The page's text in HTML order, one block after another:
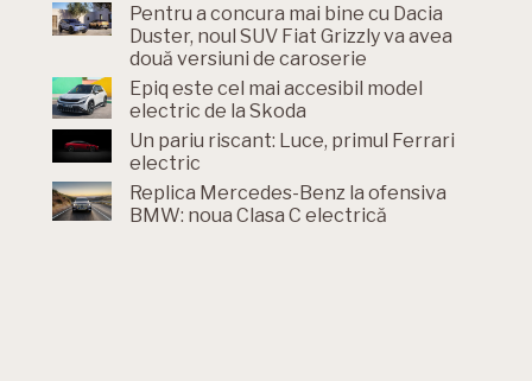
Pentru a concura mai bine cu Dacia
Duster, noul SUV Fiat Grizzly va avea
două versiuni de caroserie
Epiq este cel mai accesibil model
electric de la Skoda
Un pariu riscant: Luce, primul Ferrari
electric
Replica Mercedes-Benz la ofensiva
BMW: noua Clasa C electrică